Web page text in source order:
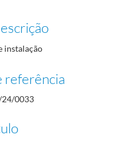
instalação
referência
24/0033